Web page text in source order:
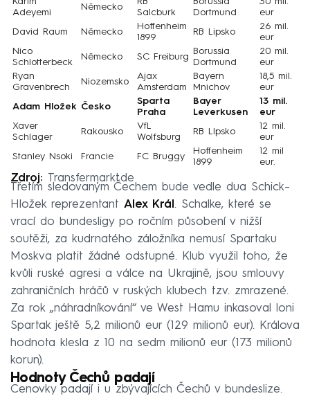
Adeyemi
Německo
Salcburk
Dortmund
eur
David Raum
Německo
Hoffenheim
1899
RB Lipsko
26 mil.
eur
Nico
Schlotterbeck
Německo SC Freiburg
Borussia
Dortmund
20 mil.
eur
Ryan
Gravenbrech
Niozemsko
Ajax
Amsterdam
Bayern
Mnichov
18,5 mil.
eur
Adam Hložek Česko
Sparta
Praha
Bayer
Leverkusen
13 mil.
eur
Xaver
Schlager
Rakousko
VfL
Wolfsburg
RB LIpsko
12 mil.
eur
Stanley Nsoki
Francie FC Bruggy
Hoffenheim
1899
12 mil
eur.
Zdroj: Transfermarkt.de
Třetím sledovaným Čechem bude vedle dua Schick–
Hložek reprezentant Alex Král . Schalke, které se
vrací do bundesligy po ročním působení v nižší
soutěži, za kudrnatého záložníka nemusí Spartaku
Moskva platit žádné odstupné. Klub využil toho, že
kvůli ruské agresi a válce na Ukrajině, jsou smlouvy
zahraničních hráčů v ruských klubech tzv. zmrazené.
Za rok „náhradníkování“ ve West Hamu inkasoval loni
Spartak ještě 5,2 milionů eur (129 milionů eur). Králova
hodnota klesla z 10 na sedm milionů eur (173 milionů
korun).
Hodnoty Čechů padají
Cenovky padají i u zbývajících Čechů v bundeslize.